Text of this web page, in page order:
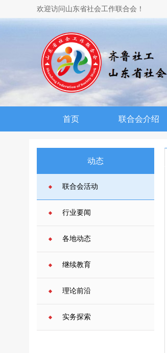
欢迎访问山东省社会工作联合会！
首页 联合会介绍
动态
联合会活动
行业要闻
各地动态
继续教育
理论前沿
实务探索